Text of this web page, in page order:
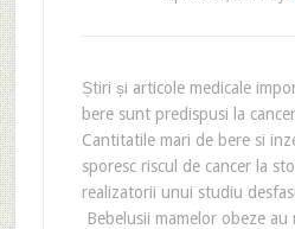
Știri și articole medicale
bere sunt predispusi la
Cantitatile mari de bere si
sporesc riscul de cancer la
realizatorii unui studiu
Bebelusii mamelor obeze au